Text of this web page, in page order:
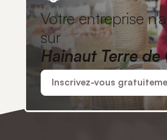
Votre entreprise
sur
Hainaut Terre de
Inscrivez-vous